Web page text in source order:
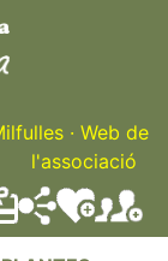
· Web de
l'associació